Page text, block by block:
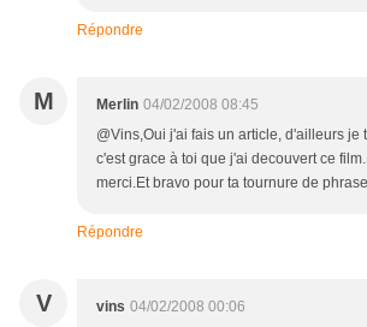
Répondre
M Merlin 04/02/2008 08:45
@Vins,Oui j'ai fais un article, d'ailleurs je
c'est grace à toi que j'ai decouvert ce
merci.Et bravo pour ta tournure de
Répondre
V vins 04/02/2008 00:06